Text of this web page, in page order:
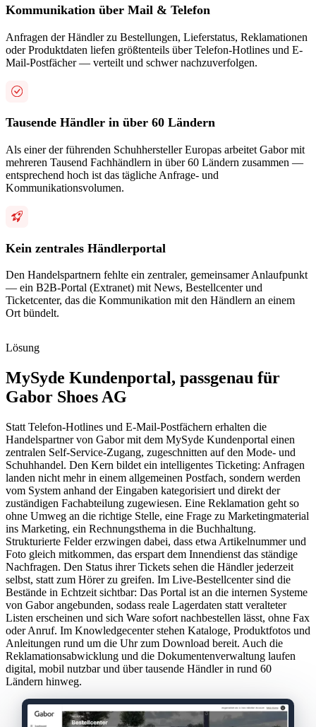
Kommunikation über Mail & Telefon
Anfragen der Händler zu Bestellungen, Lieferstatus, Reklamationen
oder Produktdaten liefen größtenteils über Telefon-Hotlines und E-
Mail-Postfächer — verteilt und schwer nachzuverfolgen.
Tausende Händler in über 60 Ländern
Als einer der führenden Schuhhersteller Europas arbeitet Gabor mit
mehreren Tausend Fachhändlern in über 60 Ländern zusammen —
entsprechend hoch ist das tägliche Anfrage- und
Kommunikationsvolumen.
Kein zentrales Händlerportal
Den Handelspartnern fehlte ein zentraler, gemeinsamer Anlaufpunkt
— ein B2B-Portal (Extranet) mit News, Bestellcenter und
Ticketcenter, das die Kommunikation mit den Händlern an einem
Ort bündelt.
Lösung
MySyde Kundenportal, passgenau für
Gabor Shoes AG
Statt Telefon-Hotlines und E-Mail-Postfächern erhalten die
Handelspartner von Gabor mit dem MySyde Kundenportal einen
zentralen Self-Service-Zugang, zugeschnitten auf den Mode- und
Schuhhandel. Den Kern bildet ein intelligentes Ticketing: Anfragen
landen nicht mehr in einem allgemeinen Postfach, sondern werden
vom System anhand der Eingaben kategorisiert und direkt der
zuständigen Fachabteilung zugewiesen. Eine Reklamation geht so
ohne Umweg an die richtige Stelle, eine Frage zu Marketingmaterial
ins Marketing, ein Rechnungsthema in die Buchhaltung.
Strukturierte Felder erzwingen dabei, dass etwa Artikelnummer und
Foto gleich mitkommen, das erspart dem Innendienst das ständige
Nachfragen. Den Status ihrer Tickets sehen die Händler jederzeit
selbst, statt zum Hörer zu greifen. Im Live-Bestellcenter sind die
Bestände in Echtzeit sichtbar: Das Portal ist an die internen Systeme
von Gabor angebunden, sodass reale Lagerdaten statt veralteter
Listen erscheinen und sich Ware sofort nachbestellen lässt, ohne Fax
oder Anruf. Im Knowledgecenter stehen Kataloge, Produktfotos und
Anleitungen rund um die Uhr zum Download bereit. Auch die
Reklamationsabwicklung und die Dokumentenverwaltung laufen
digital, mobil nutzbar und über tausende Händler in rund 60
Ländern hinweg.